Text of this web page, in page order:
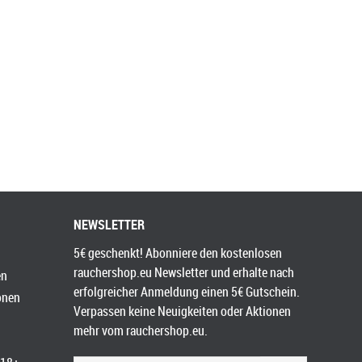
NEWSLETTER
5€ geschenkt! Abonniere den kostenlosen
rauchershop.eu Newsletter und erhalte nach
erfolgreicher Anmeldung einen 5€ Gutschein.
Verpassen keine Neuigkeiten oder Aktionen
mehr vom rauchershop.eu.